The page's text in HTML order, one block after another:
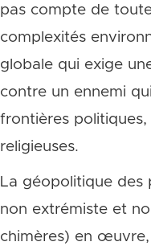
pas compte de
complexités
globale qui exige
contre un ennemi
frontières
religieuses.
La géopolitique des
non extrémiste et
chimères) en